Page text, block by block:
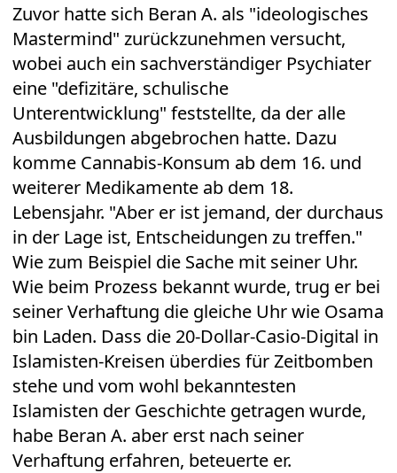
Zuvor hatte sich Beran A. als "ideologisches
Mastermind" zurückzunehmen versucht,
wobei auch ein sachverständiger Psychiater
eine "defizitäre, schulische
Unterentwicklung" feststellte, da der alle
Ausbildungen abgebrochen hatte. Dazu
komme Cannabis-Konsum ab dem 16. und
weiterer Medikamente ab dem 18.
Lebensjahr. "Aber er ist jemand, der durchaus
in der Lage ist, Entscheidungen zu treffen."
Wie zum Beispiel die Sache mit seiner Uhr.
Wie beim Prozess bekannt wurde, trug er bei
seiner Verhaftung die gleiche Uhr wie Osama
bin Laden. Dass die 20-Dollar-Casio-Digital in
Islamisten-Kreisen überdies für Zeitbomben
stehe und vom wohl bekanntesten
Islamisten der Geschichte getragen wurde,
habe Beran A. aber erst nach seiner
Verhaftung erfahren, beteuerte er.